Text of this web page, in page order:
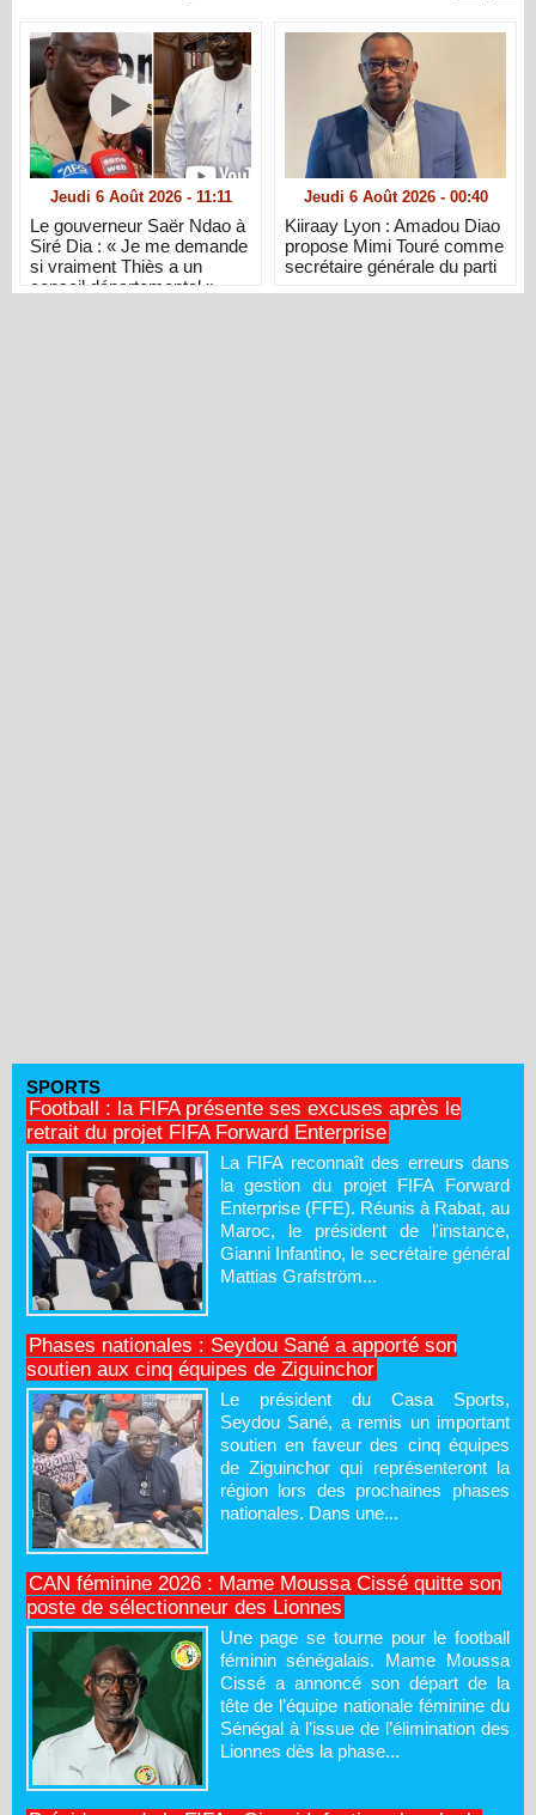
Jeudi 6 Août 2026 - 11:11
Le gouverneur Saër Ndao à
Siré Dia : « Je me demande
si vraiment Thiès a un
conseil départemental »
Jeudi 6 Août 2026 - 00:40
Kiiraay Lyon : Amadou Diao
propose Mimi Touré comme
secrétaire générale du parti
SPORTS
Football : la FIFA présente ses excuses après le
retrait du projet FIFA Forward Enterprise
La FIFA reconnaît des erreurs dans
la gestion du projet FIFA Forward
Enterprise (FFE). Réunis à Rabat, au
Maroc, le président de l'instance,
Gianni Infantino, le secrétaire général
Mattias Grafström...
Phases nationales : Seydou Sané a apporté son
soutien aux cinq équipes de Ziguinchor
Le président du Casa Sports,
Seydou Sané, a remis un important
soutien en faveur des cinq équipes
de Ziguinchor qui représenteront la
région lors des prochaines phases
nationales. Dans une...
CAN féminine 2026 : Mame Moussa Cissé quitte son
poste de sélectionneur des Lionnes
Une page se tourne pour le football
féminin sénégalais. Mame Moussa
Cissé a annoncé son départ de la
tête de l’équipe nationale féminine du
Sénégal à l’issue de l’élimination des
Lionnes dès la phase...